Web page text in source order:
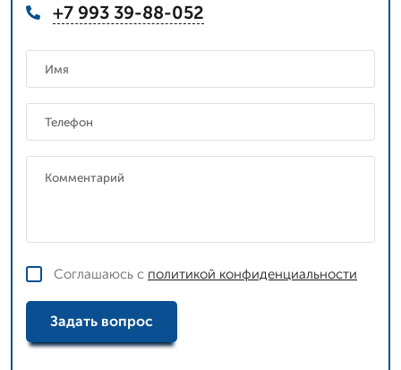
+7 993 39-88-052
Соглашаюсь с политикой конфиденциальности
Задать вопрос